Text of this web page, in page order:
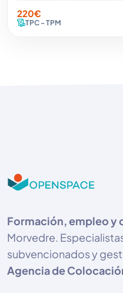
220€
TPC - TPM
Formación, empleo y
Morvedre.
subvencionados y
Agencia de